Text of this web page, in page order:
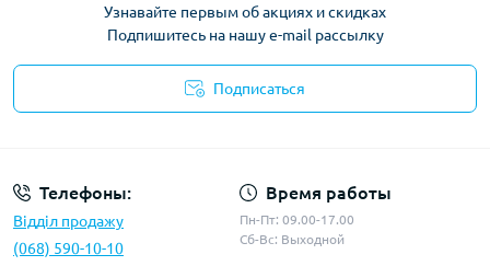
Узнавайте первым об акциях и скидках
Подпишитесь на нашу e-mail рассылку
Подписаться
Телефоны:
Відділ продажу
(068) 590-10-10
Время работы
Пн-Пт: 09.00-17.00
Сб-Вс: Выходной